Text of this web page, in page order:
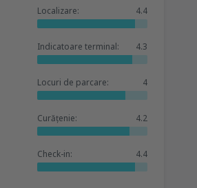
Localizare: 4.4
Indicatoare terminal: 4.3
Locuri de parcare: 4
Curățenie: 4.2
Check-in: 4.4